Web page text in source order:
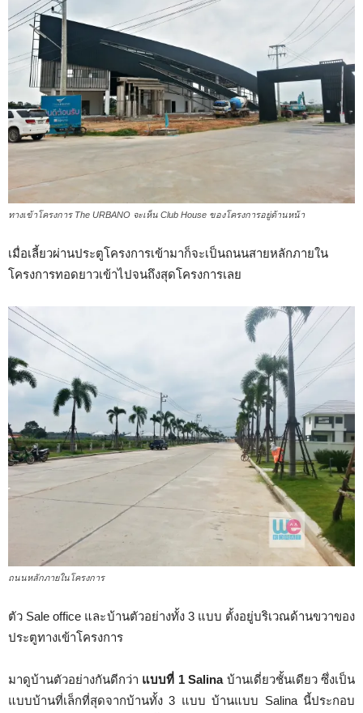
ทางเข้าโครงการ The URBANO จะเห็น Club House ของโครงการอยู่ด้านหน้า
เมื่อเลี้ยวผ่านประตูโครงการเข้ามาก็จะเป็นถนนสายหลักภายใน
โครงการทอดยาวเข้าไปจนถึงสุดโครงการเลย
ถนนหลักภายในโครงการ
ตัว Sale office และบ้านตัวอย่างทั้ง 3 แบบ ตั้งอยู่บริเวณด้านขวาของ
ประตูทางเข้าโครงการ
มาดูบ้านตัวอย่างกันดีกว่า แบบที่ 1 Salinaบ้านเดี่ยวชั้นเดียว ซึ่งเป็น
แบบบ้านที่เล็กที่สุดจากบ้านทั้ง 3 แบบ บ้านแบบ Salina นี้ประกอบ